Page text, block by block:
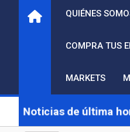
QUIÉNES
COMPRA TUS
MARKETS
Noticias de última
a los Jardines de Joan